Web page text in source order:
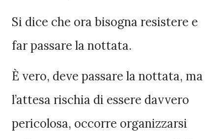
Si dice che ora bisogna resistere e
far passare la nottata.
È vero, deve passare la nottata, ma
l’attesa rischia di essere davvero
pericolosa, occorre organizzarsi